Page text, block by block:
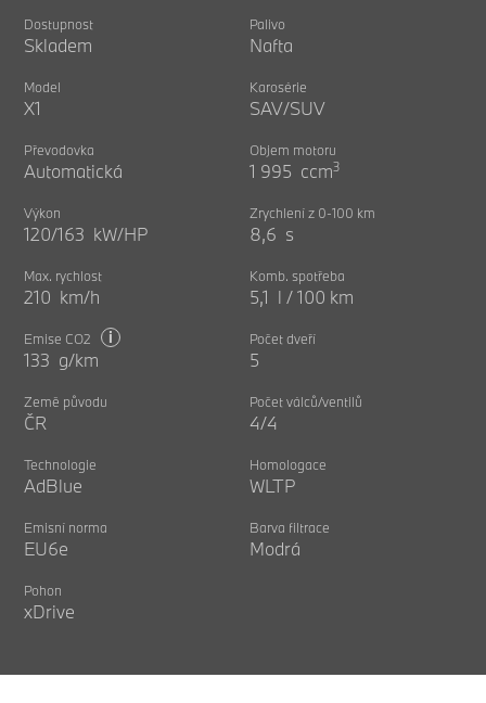
Dostupnost
Skladem
Palivo
Nafta
Model
X1
Karosérie
SAV/SUV
Převodovka
Automatická
Objem motoru
1 995 ccm3
Výkon
120/163 kW/HP
Zrychlení z 0-100 km
8,6 s
Max. rychlost
210 km/h
Komb. spotřeba
5,1 l / 100 km
Emise CO2 i
133 g/km
Počet dveří
5
Země původu
ČR
Počet válců/ventilů
4/4
Technologie
AdBlue
Homologace
WLTP
Emisní norma
EU6e
Barva filtrace
Modrá
Pohon
xDrive